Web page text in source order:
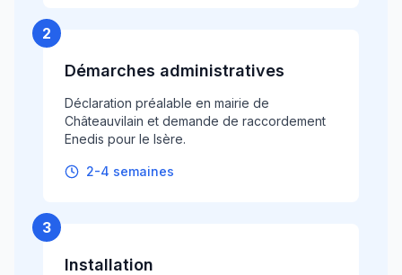
2
Démarches administratives
Déclaration préalable en mairie de
Châteauvilain et demande de raccordement
Enedis pour le Isère.
2-4 semaines
3
Installation